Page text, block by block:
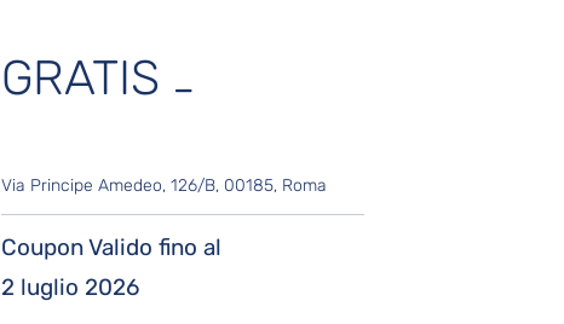
GRATIS -
Via Principe Amedeo, 126/B, 00185, Roma
Coupon Valido fino al
2 luglio 2026